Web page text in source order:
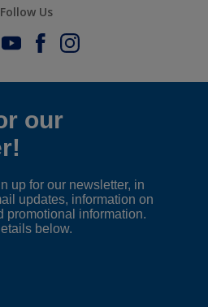
Follow Us